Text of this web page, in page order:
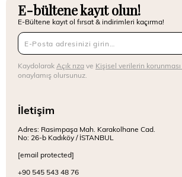
E-bültene kayıt olun!
E-Bültene kayıt ol fırsat & indirimleri kaçırma!
Kaydolarak Açık rızave Kişisel verilerin
onaylamış olursunuz.
İletişim
Adres: Rasimpaşa Mah. Karakolhane Cad.
No: 26-b Kadıköy / İSTANBUL
[email protected]
+90 545 543 48 76